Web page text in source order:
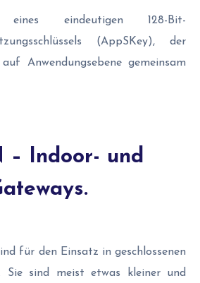
eines eindeutigen 128-Bit-
(AppSKey), der
auf Anwendungsebene gemeinsam
– Indoor- und
für den Einsatz in geschlossenen
Sie sind meist etwas kleiner und